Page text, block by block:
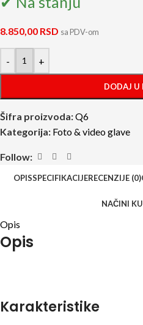
8.850,00 RSD sa PDV-om
- +
DODAJ U
Šifra proizvoda:Q6
Kategorija: Foto & video glave
Follow:
OPISSPECIFIKACIJERECENZIJE (0)
NAČINI
Opis
Opis
Karakteristike